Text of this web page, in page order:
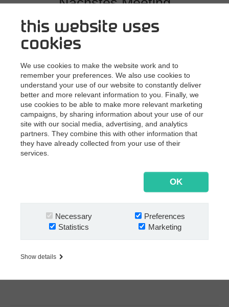
this website uses
cookies
We use cookies to make the website work and to
remember your preferences. We also use cookies to
understand your use of our website to constantly deliver
better and more relevant information to you. Finally, we
use cookies to be able to make more relevant marketing
campaigns, by sharing information about your use of our
site with our social media, advertising, and analytics
partners. They combine this with other information that
they have already collected from your use of their
services.
OK
Necessary
Preferences
Statistics
Marketing
Show details
Wann
24. Januar 2024, 10:00-11:30 Uhr
Wo
Weitere Informationen
Steen Munksgaard